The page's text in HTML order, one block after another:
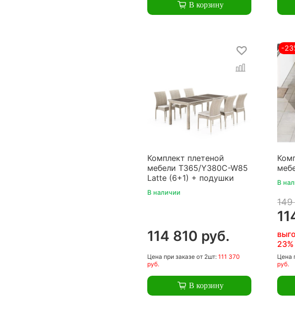
В корзину
Комплект плетеной
мебели T365/Y380C-W85
Latte (6+1) + подушки
В наличии
114 810 руб.
Цена при заказе от 2шт:111 370
руб.
В корзину
-
В
23%
Цена
руб.